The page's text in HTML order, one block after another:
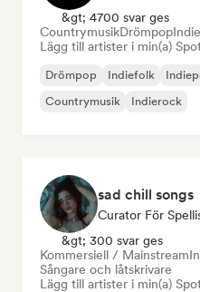
&gt; 4700 svar ges
CountrymusikDrömpop
Lägg till artister i min(a)
Drömpop Indiefolk
Countrymusik
Indierock
sad chill songs
Curator För
&gt; 300 svar ges
Kommersiell / Mainstream
Sångare och låtskrivare
Lägg till artister i min(a)